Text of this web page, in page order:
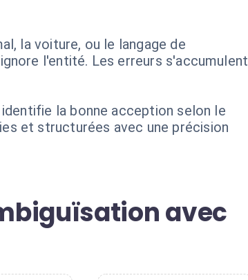
la voiture, ou le langage de
l'entité. Les erreurs s'accumulent
la bonne acception selon le
et structurées avec une précision
avec